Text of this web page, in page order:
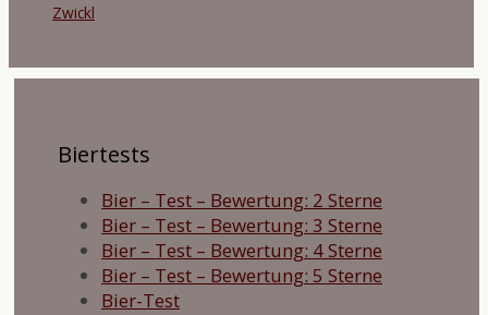
Zwickl
Biertests
Bier – Test – Bewertung: 2 Sterne
Bier – Test – Bewertung: 3 Sterne
Bier – Test – Bewertung: 4 Sterne
Bier – Test – Bewertung: 5 Sterne
Bier-Test